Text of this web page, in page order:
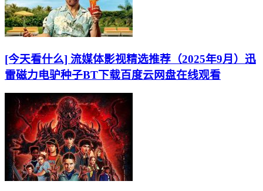
[今天看什么] 流媒体影视精选推荐（2025年9月）迅
雷磁力电驴种子BT下载百度云网盘在线观看